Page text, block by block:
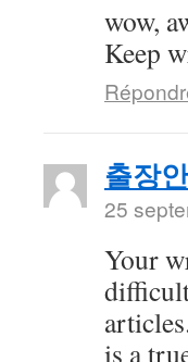
wow,
Keep
출장
25
Your
is a